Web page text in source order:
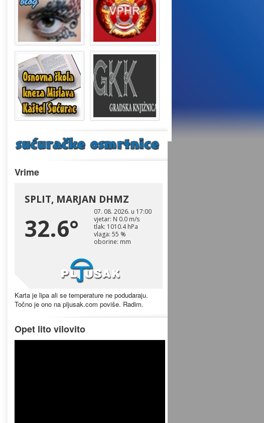
Vrime
Karta je lipa ali se temperature ne podudaraju.
Točno je ono na pljusak.com poviše. Radim.
Opet lito vilovito